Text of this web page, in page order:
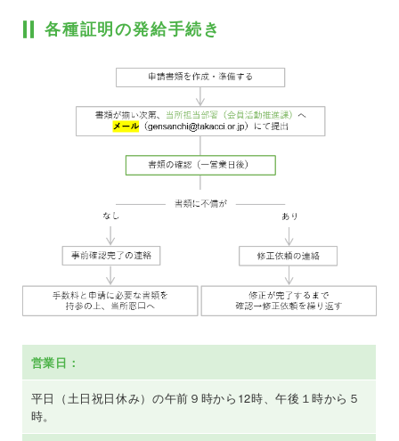
各種証明の発給手続き
営業日：
平日（土日祝日休み）の午前９時から12時、午後１時から５
時。